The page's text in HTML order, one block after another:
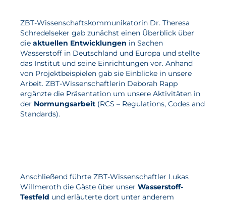
Mess- und Prüfverfahren
Beratung und Studien
Modellierung & Simulation
Karriere
Offene Stellen
Aktuelles
Neuigkeiten
ZBT-Wissenschaftskommunikatorin Dr. Theresa
Schredelseker gab zunächst einen Überblick über
die aktuellen Entwicklungen in Sachen
Wasserstoff in Deutschland und Europa und stellte
das Institut und seine Einrichtungen vor. Anhand
von Projektbeispielen gab sie Einblicke in unsere
Arbeit. ZBT-Wissenschaftlerin Deborah Rapp
ergänzte die Präsentation um unsere Aktivitäten in
der Normungsarbeit (RCS – Regulations, Codes and
Standards).
Anschließend führte ZBT-Wissenschaftler Lukas
Willmeroth die Gäste über unser Wasserstoff-
Testfeld und erläuterte dort unter anderem